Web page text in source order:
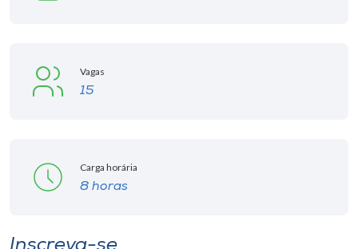
Vagas
15
Carga horária
8 horas